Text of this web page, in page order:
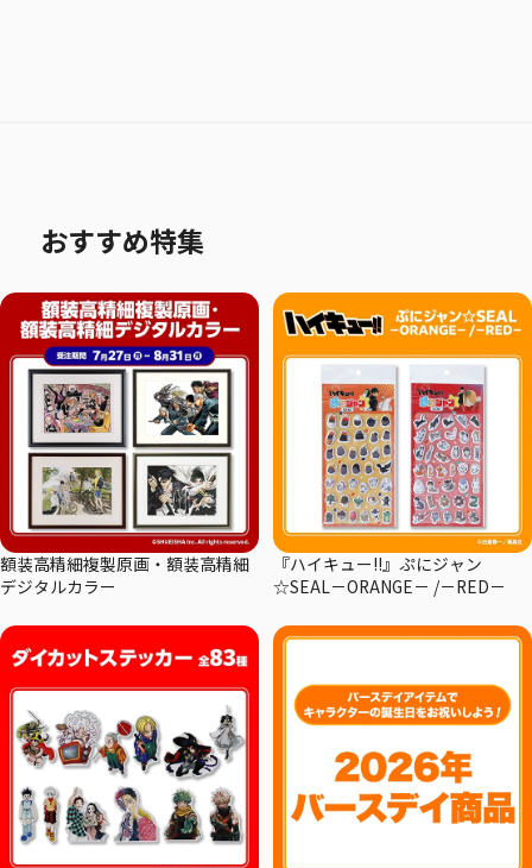
おすすめ特集
額装高精細複製原画・額装高精細
デジタルカラー
『ハイキュー!!』ぷにジャン
☆SEAL－ORANGE－ /－RED－